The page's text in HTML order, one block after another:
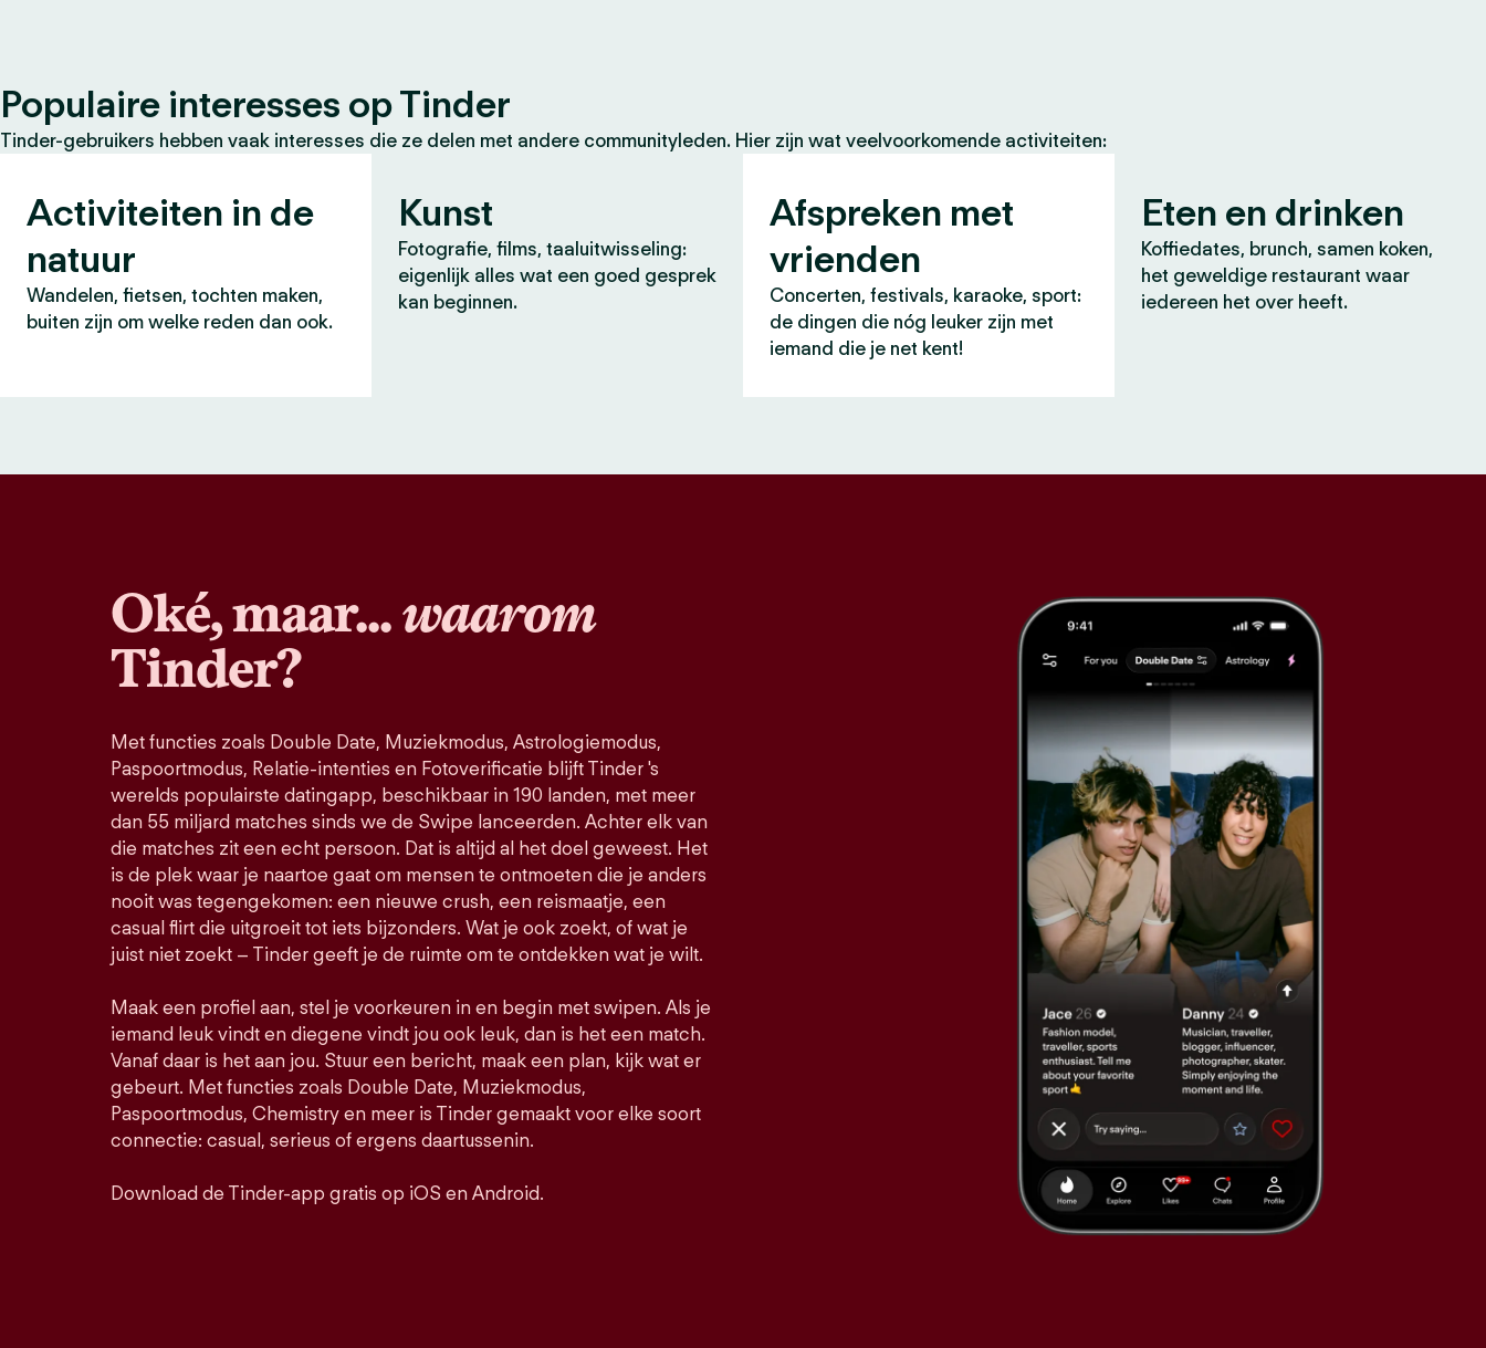
Populaire interesses op Tinder
Tinder-gebruikers hebben vaak interesses die ze delen met andere communityleden. Hier zijn wat veelvoorkomende activiteiten:
Activiteiten in de
natuur
Wandelen, fietsen, tochten maken,
buiten zijn om welke reden dan ook.
Kunst
Fotografie, films, taaluitwisseling:
eigenlijk alles wat een goed gesprek
kan beginnen.
Afspreken met
vrienden
Concerten, festivals, karaoke, sport:
de dingen die nóg leuker zijn met
iemand die je net kent!
Eten en drinken
Koffiedates, brunch, samen koken,
het geweldige restaurant waar
iedereen het over heeft.
Oké, maar...waarom
Tinder?
Met functies zoals Double Date, Muziekmodus, Astrologiemodus,
Paspoortmodus, Relatie-intenties en Fotoverificatie blijft Tinder 's
werelds populairste datingapp, beschikbaar in 190 landen, met meer
dan 55 miljard matches sinds we de Swipe lanceerden. Achter elk van
die matches zit een echt persoon. Dat is altijd al het doel geweest. Het
is de plek waar je naartoe gaat om mensen te ontmoeten die je anders
nooit was tegengekomen: een nieuwe crush, een reismaatje, een
casual flirt die uitgroeit tot iets bijzonders. Wat je ook zoekt, of wat je
juist niet zoekt – Tinder geeft je de ruimte om te ontdekken wat je wilt.
Maak een profiel aan, stel je voorkeuren in en begin met swipen. Als je
iemand leuk vindt en diegene vindt jou ook leuk, dan is het een match.
Vanaf daar is het aan jou. Stuur een bericht, maak een plan, kijk wat er
gebeurt. Met functies zoals Double Date, Muziekmodus,
Paspoortmodus, Chemistry en meer is Tinder gemaakt voor elke soort
connectie: casual, serieus of ergens daartussenin.
Download de Tinder-app gratis op iOS en Android.